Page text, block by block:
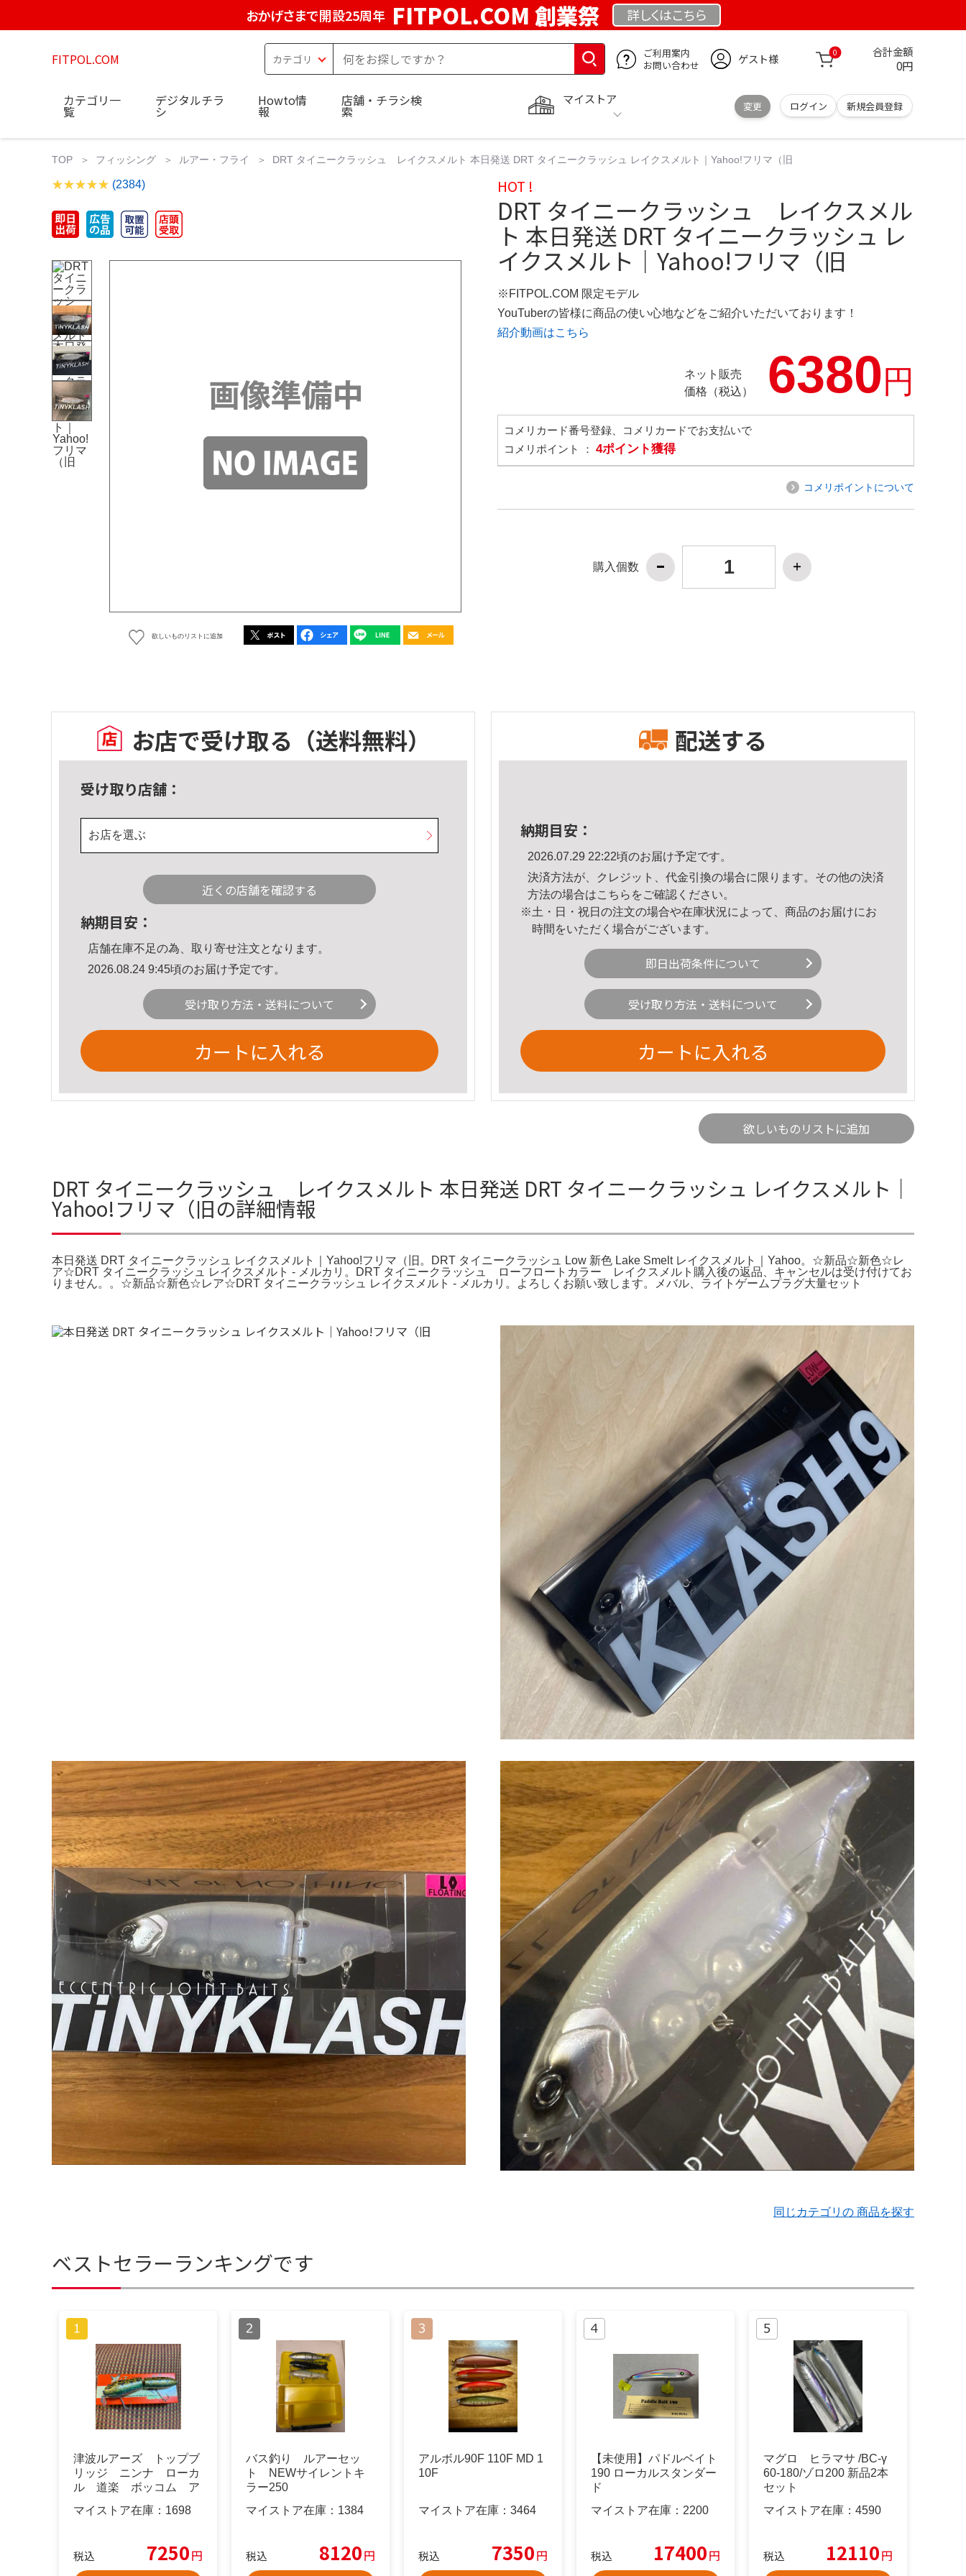
おかげさまで開設25周年 FITPOL.COM 創業祭 詳しくはこちら
FITPOL.COM
ご利用案内
お問い合わせ
ゲスト様 0 合計金額
0円
マイストア
変更 ログイン 新規会員登録
カテゴリ一
覧
デジタルチラ
シ
Howto情
報
店舗・チラシ検
索
TOP フィッシング ルアー・フライ DRT タイニークラッシュ レイクスメルト 本日発送 DRT タイニークラッシュ レイクスメルト｜Yahoo!フリマ（旧
(2384)
欲しいものリストに追加
HOT !
DRT タイニークラッシュ レイクスメル
ト 本日発送 DRT タイニークラッシュ レ
イクスメルト｜Yahoo!フリマ（旧
※FITPOL.COM 限定モデル
YouTuberの皆様に商品の使い心地などをご紹介いただいております！
紹介動画はこちら
ネット販売
価格（税込）
6380円
コメリカード番号登録、コメリカードでお支払いで
コメリポイント ： 4ポイント獲得
コメリポイントについて
購入個数
お店で受け取る （送料無料）
受け取り店舗：
お店を選ぶ
近くの店舗を確認する
納期目安：
店舗在庫不足の為、取り寄せ注文となります。
2026.08.24 9:45頃のお届け予定です。
受け取り方法・送料について
カートに入れる
配送する
納期目安：
2026.07.29 22:22頃のお届け予定です。
決済方法が、クレジット、代金引換の場合に限ります。その他の決済
方法の場合はこちら をご確認ください。
※土・日・祝日の注文の場合や在庫状況によって、商品のお届けにお
時間をいただく場合がございます。
即日出荷条件について
受け取り方法・送料について
カートに入れる
欲しいものリストに追加
DRT タイニークラッシュ レイクスメルト 本日発送 DRT タイニークラッシュ レイクスメルト｜
Yahoo!フリマ（旧の詳細情報
本日発送 DRT タイニークラッシュ レイクスメルト｜Yahoo!フリマ（旧。DRT タイニークラッシュ Low 新色 Lake Smelt レイクスメルト｜Yahoo。☆新品☆新色☆レ
ア☆DRT タイニークラッシュ レイクスメルト - メルカリ。DRT タイニークラッシュ ローフロートカラー レイクスメルト購入後の返品、キャンセルは受け付けてお
りません。。☆新品☆新色☆レア☆DRT タイニークラッシュ レイクスメルト - メルカリ。よろしくお願い致します。メバル、ライトゲームプラグ大量セット
同じカテゴリの 商品を探す
ベストセラーランキングです
津波ルアーズ トップブ
リッジ ニンナ ローカ
ル 道楽 ボッコム ア
マイストア在庫： 1698
税込 7250円
バス釣り ルアーセッ
ト NEWサイレントキ
ラー250
マイストア在庫： 1384
税込 8120円
アルボル90F 110F MD 1
10F
マイストア在庫： 3464
税込 7350円
【未使用】パドルベイト
190 ローカルスタンダー
ド
マイストア在庫： 2200
税込 17400円
マグロ ヒラマサ /BC-γ
60-180/ゾロ200 新品2本
セット
マイストア在庫： 4590
税込 12110円